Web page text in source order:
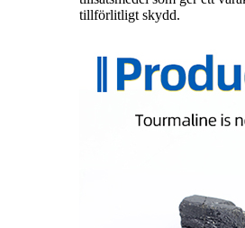
tillförlitligt skydd.